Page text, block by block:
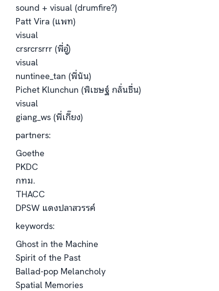
sound + visual (drumfire?)
Patt Vira (แพท)
visual
crsrcrsrrr (พี่อู๋)
visual
nuntinee_tan (พี่นัน)
Pichet Klunchun (พิเชษฐ์ กลั่นชื่น)
visual
giang_ws (พี่เกี๊ยง)
partners:
Goethe
PKDC
กทม.
THACC
DPSW แดงปลาสวรรค์
keywords:
Ghost in the Machine
Spirit of the Past
Ballad-pop Melancholy
Spatial Memories